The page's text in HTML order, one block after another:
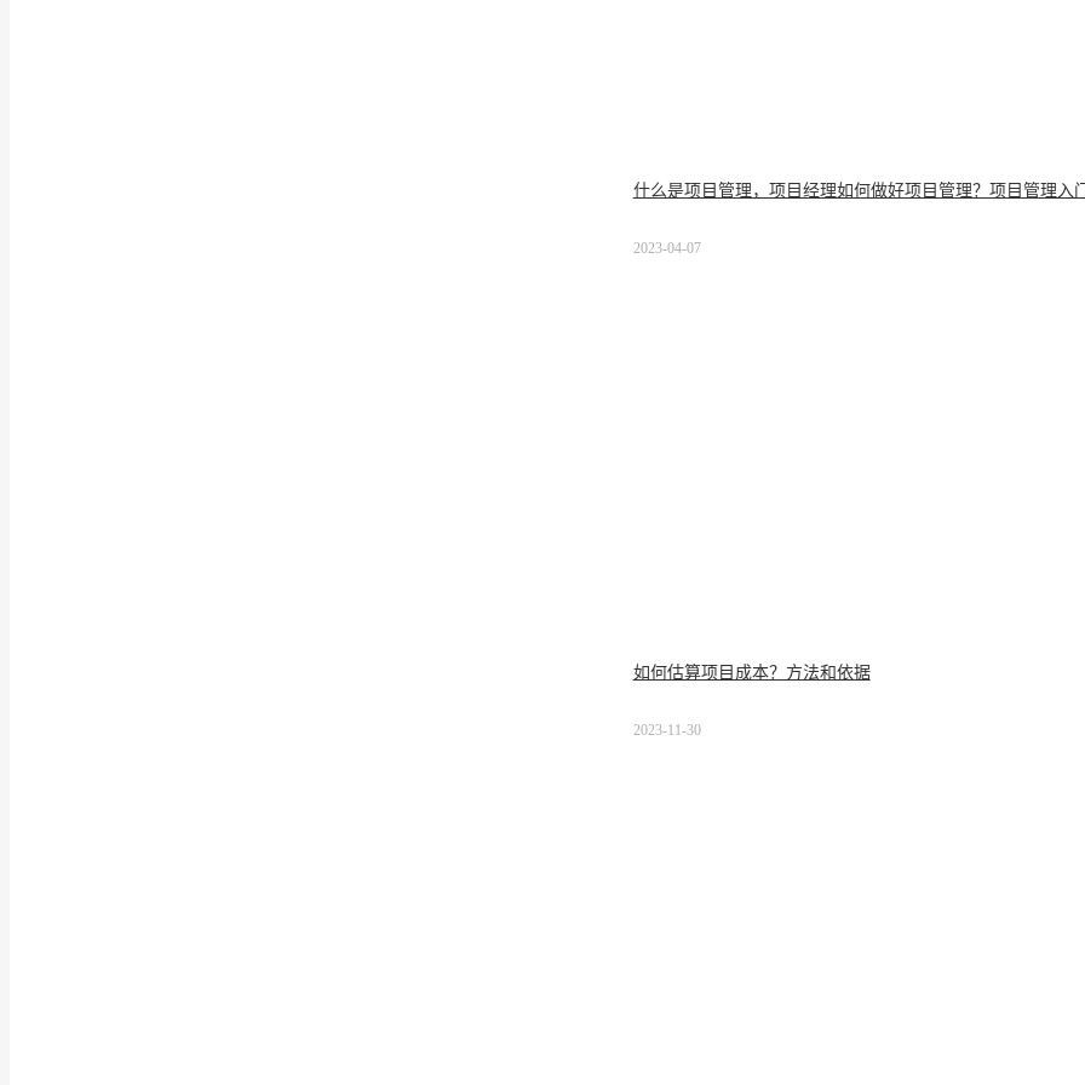
什么是项目管理，项目经理如何做好项目管理？项目管理入
2023-04-07
如何估算项目成本？方法和依据
2023-11-30